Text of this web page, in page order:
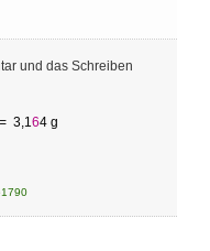
und das Schreiben
3,164 g